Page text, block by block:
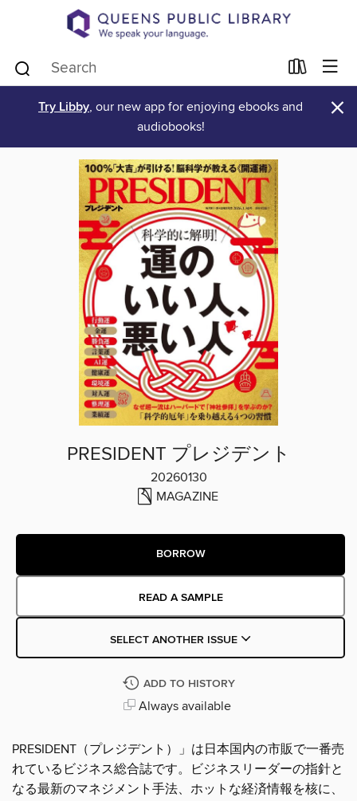
Try Libby, our new app for enjoying ebooks and
audiobooks!
×
PRESIDENT プレジデント
20260130
MAGAZINE
BORROW
READ A SAMPLE
SELECT ANOTHER ISSUE
ADD TO HISTORY
Always available
PRESIDENT（プレジデント）」は日本国内の市販で一番売
れているビジネス総合誌です。ビジネスリーダーの指針と
なる最新のマネジメント手法、ホットな経済情報を核に、